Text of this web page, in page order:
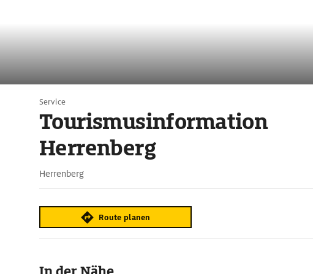
Service
Tourismusinformation
Herrenberg
Herrenberg
Route planen